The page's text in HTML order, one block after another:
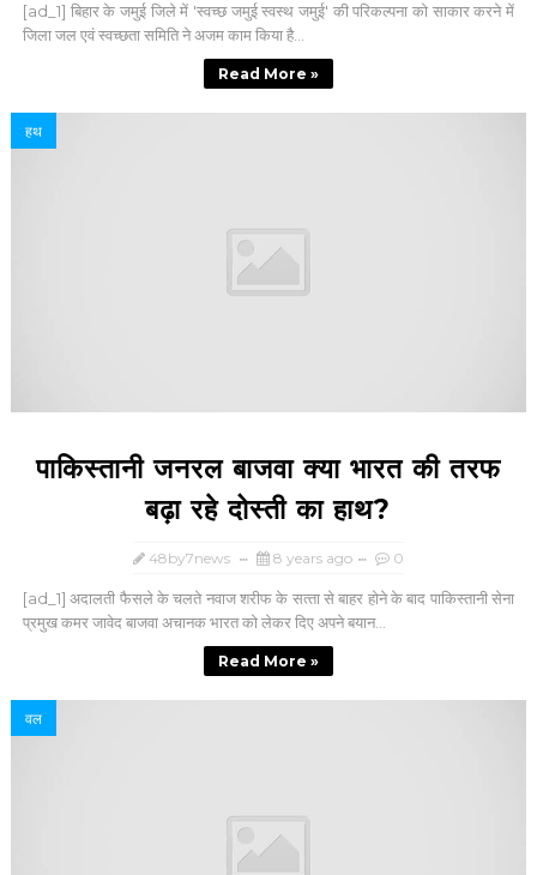
[ad_1] बिहार के जमुई जिले में 'स्वच्छ जमुई स्वस्थ जमुई' की परिकल्पना को साकार करने में
जिला जल एवं स्वच्छता समिति ने अजम काम किया है...
Read More »
हथ
पाकिस्‍तानी जनरल बाजवा क्‍या भारत की तरफ
बढ़ा रहे दोस्‍ती का हाथ?
48by7news 8 years ago 0
[ad_1] अदालती फैसले के चलते नवाज शरीफ के सत्‍ता से बाहर होने के बाद पाकिस्‍तानी सेना
प्रमुख कमर जावेद बाजवा अचानक भारत को लेकर दिए अपने बयान...
Read More »
वल